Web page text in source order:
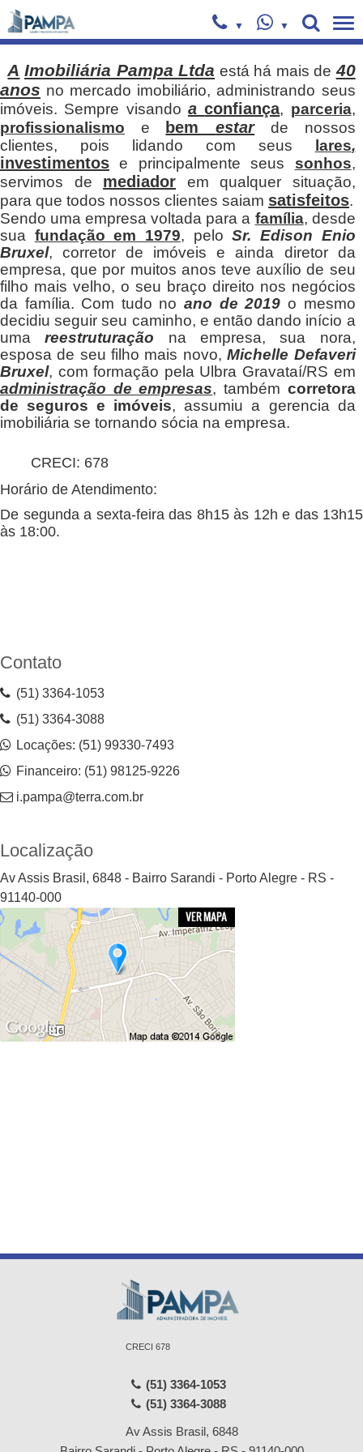
A Imobiliária Pampa Ltda está há mais de40
anos no mercado imobiliário, administrando seus
imóveis. Sempre visando aconfiança, parceria,
profissionalismo e bemestarde nossos
clientes, pois lidando com seus
lares,
investimentos e principalmente seus sonhos,
servimos de mediador em qualquer situação,
para que todos nossos clientes saiam satisfeitos.
Sendo uma empresa voltada para a família, desde
sua fundação em 1979, peloSr. Edison Enio
Bruxel, corretor de imóveis e ainda diretor da
empresa, que por muitos anos teve auxílio de seu
filho mais velho, o seu braço direito nos negócios
da família. Com tudo noano de 2019 o mesmo
decidiu seguir seu caminho, e então dando início a
umareestruturação na empresa, sua nora,
esposa de seu filho mais novo,Michelle Defaveri
Bruxel, com formação pela Ulbra Gravataí/RS em
administração de empresas, também corretora
de seguros e imóveis, assumiu a gerencia da
imobiliária se tornando sócia na empresa.
CRECI: 678
Horário de Atendimento:
De segunda a sexta-feira das 8h15 às 12h e das 13h15
às 18:00.
Contato
(51) 3364-1053
(51) 3364-3088
Locações: (51) 99330-7493
Financeiro: (51) 98125-9226
i.pampa@terra.com.br
Localização
Av Assis Brasil, 6848 - Bairro Sarandi - Porto Alegre - RS -
91140-000
CRECI 678
(51) 3364-1053
(51) 3364-3088
Av Assis Brasil, 6848